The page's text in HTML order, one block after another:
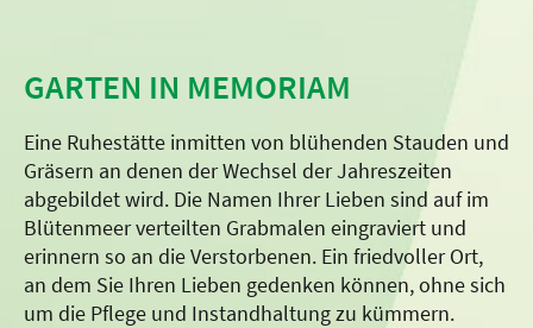
GARTEN IN MEMORIAM
Eine Ruhestätte inmitten von blühenden Stauden und
Gräsern an denen der Wechsel der Jahreszeiten
abgebildet wird. Die Namen Ihrer Lieben sind auf im
Blütenmeer verteilten Grabmalen eingraviert und
erinnern so an die Verstorbenen. Ein friedvoller Ort,
an dem Sie Ihren Lieben gedenken können, ohne sich
um die Pflege und Instandhaltung zu kümmern.